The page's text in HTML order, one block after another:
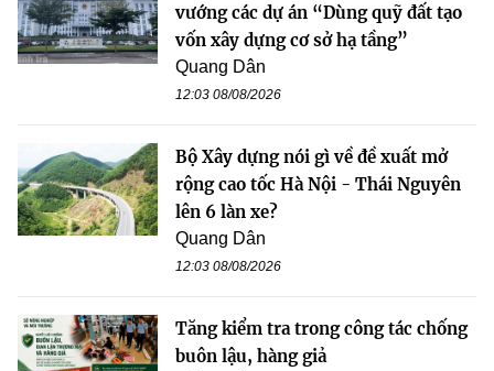
vướng các dự án “Dùng quỹ đất tạo
vốn xây dựng cơ sở hạ tầng”
Quang Dân
12:03 08/08/2026
Bộ Xây dựng nói gì về đề xuất mở
rộng cao tốc Hà Nội - Thái Nguyên
lên 6 làn xe?
Quang Dân
12:03 08/08/2026
Tăng kiểm tra trong công tác chống
buôn lậu, hàng giả